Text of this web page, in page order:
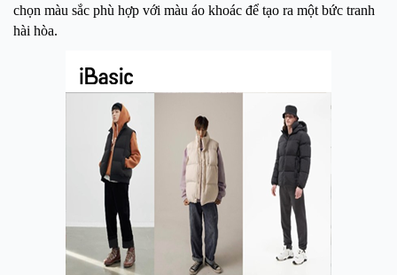
chọn màu sắc phù hợp với màu áo khoác để tạo ra một bức tranh
hài hòa.